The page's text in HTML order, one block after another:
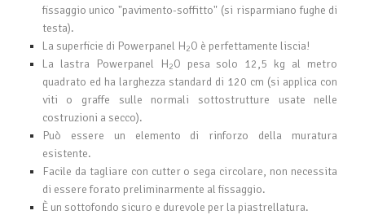
fissaggio unico "pavimento-soffitto" (si risparmiano fughe di
testa).
La superficie di Powerpanel H2O è perfettamente liscia!
La lastra Powerpanel H2O pesa solo 12,5 kg al metro
quadrato ed ha larghezza standard di 120 cm (si applica con
viti o graffe sulle normali sottostrutture usate nelle
costruzioni a secco).
Può essere un elemento di rinforzo della muratura
esistente.
Facile da tagliare con cutter o sega circolare, non necessita
di essere forato preliminarmente al fissaggio.
È un sottofondo sicuro e durevole per la piastrellatura.